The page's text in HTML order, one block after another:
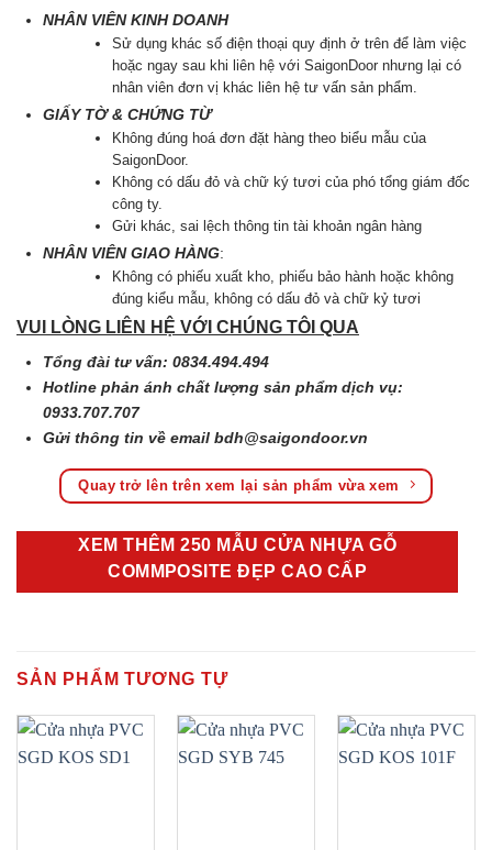
NHÂN VIÊN KINH DOANH
Sử dụng khác số điện thoại quy định ở trên để làm việc
hoặc ngay sau khi liên hệ với SaigonDoor nhưng lại có
nhân viên đơn vị khác liên hệ tư vấn sản phẩm.
GIẤY TỜ & CHỨNG TỪ
Không đúng hoá đơn đặt hàng theo biểu mẫu của
SaigonDoor.
Không có dấu đỏ và chữ ký tươi của phó tổng giám đốc
công ty.
Gửi khác, sai lệch thông tin tài khoản ngân hàng
NHÂN VIÊN GIAO HÀNG:
Không có phiếu xuất kho, phiếu bảo hành hoặc không
đúng kiểu mẫu, không có dấu đỏ và chữ kỷ tươi
VUI LÒNG LIÊN HỆ VỚI CHÚNG TÔI QUA
Tổng đài tư vấn: 0834.494.494
Hotline phản ánh chất lượng sản phẩm dịch vụ:
0933.707.707
Gửi thông tin về emailbdh@saigondoor.vn
Quay trở lên trên xem lại sản phẩm vừa xem
XEM THÊM 250 MẪU CỬA NHỰA GỖ
COMMPOSITE ĐẸP CAO CẤP
SẢN PHẨM TƯƠNG TỰ